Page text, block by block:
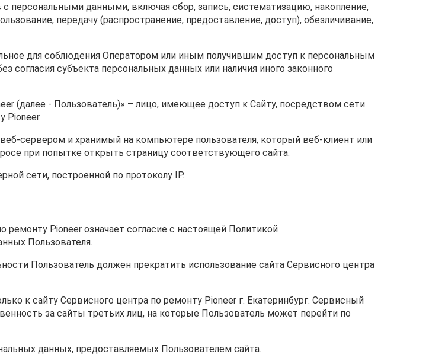
персональными данными, включая сбор, запись, систематизацию, накопление,
передачу (распространение, предоставление, доступ), обезличивание,
для соблюдения Оператором или иным получившим доступ к персональным
согласия субъекта персональных данных или наличия иного законного
(далее ‑ Пользователь)» – лицо, имеющее доступ к Сайту, посредством сети
Pioneer.
сервером и хранимый на компьютере пользователя, который веб-клиент или
при попытке открыть страницу соответствующего сайта.
сети, построенной по протоколу IP.
Pioneer означает согласие с настоящей Политикой
Пользователя.
Пользователь должен прекратить использование сайта Сервисного центра
к сайту Сервисного центра по ремонту Pioneer г. Екатеринбург. Сервисный
за сайты третьих лиц, на которые Пользователь может перейти по
данных, предоставляемых Пользователем сайта.